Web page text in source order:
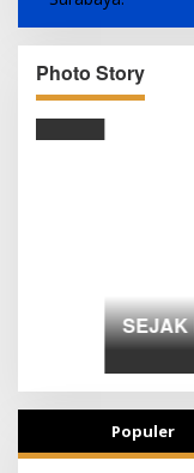
Photo Story
SEJAK DINI
Populer